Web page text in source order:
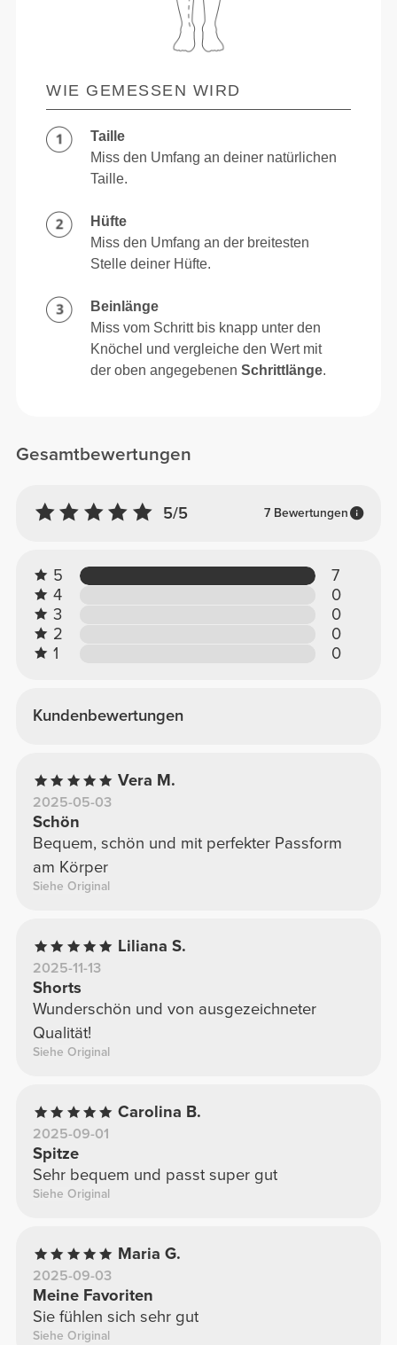
Gesamtbewertungen
5/5 7 Bewertungen
5
7
4
0
3
0
2
0
1
0
Kundenbewertungen
Vera M.
2025-05-03
Schön
Bequem, schön und mit perfekter Passform
am Körper
Siehe Original
Liliana S.
2025-11-13
Shorts
Wunderschön und von ausgezeichneter
Qualität!
Siehe Original
Carolina B.
2025-09-01
Spitze
Sehr bequem und passt super gut
Siehe Original
Maria G.
2025-09-03
Meine Favoriten
Sie fühlen sich sehr gut
Siehe Original
WIE GEMESSEN WIRD
Taille
Miss den Umfang an deiner natürlichen
Taille.
Hüfte
Miss den Umfang an der breitesten
Stelle deiner Hüfte.
Beinlänge
Miss vom Schritt bis knapp unter den
Knöchel und vergleiche den Wert mit
der oben angegebenenSchrittlänge.